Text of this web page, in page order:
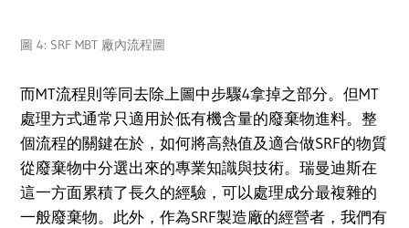
圖 4: SRF MBT 廠內流程圖
而MT流程則等同去除上圖中步驟4拿掉之部分。但MT
處理方式通常只適用於低有機含量的廢棄物進料。整
個流程的關鍵在於，如何將高熱值及適合做SRF的物質
從廢棄物中分選出來的專業知識與技術。瑞曼迪斯在
這一方面累積了長久的經驗，可以處理成分最複雜的
一般廢棄物。此外，作為SRF製造廠的經營者，我們有